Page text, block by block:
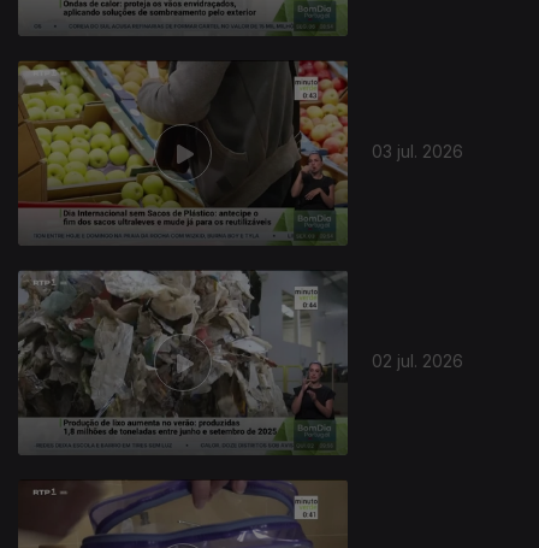
03 jul. 2026
02 jul. 2026